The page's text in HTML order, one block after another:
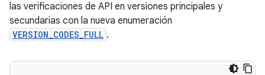
las verificaciones de API en versiones principales y
secundarias con la nueva enumeración
VERSION_CODES_FULL .